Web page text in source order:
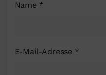
Name *
E-Mail-Adresse *